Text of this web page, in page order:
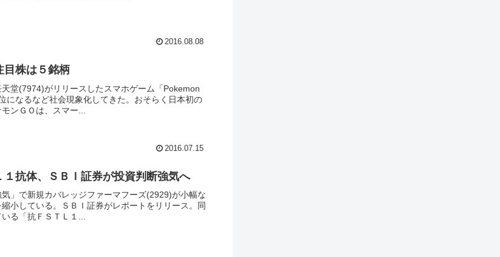
2016.08.08
目株は５銘柄
堂(7974)がリリースしたスマホゲーム「Pokemon
になるなど社会現象化してきた。おそらく日本初の
ンＧＯは、スマー...
2016.07.15
抗体、ＳＢＩ証券が投資判断強気へ
」で新規カバレッジファーマフーズ(2929)が小幅な
小している。ＳＢＩ証券がレポートをリリース。同
る「抗ＦＳＴＬ１...